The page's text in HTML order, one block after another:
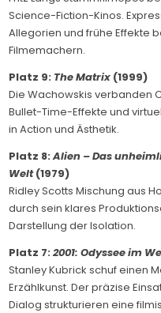
Science-Fiction-Kinos.
Allegorien und frühe Effekte
Filmemachern.
Platz 9: The Matrix (1999)
Die Wachowskis verbanden
Bullet-Time-Effekte und
in Action und Ästhetik.
Platz 8:Alien – Das
Welt(1979)
Ridley Scotts Mischung aus
durch sein klares
Darstellung der Isolation.
Platz 7:2001: Odyssee im
Stanley Kubrick schuf einen
Erzählkunst. Der präzise
Dialog strukturieren eine